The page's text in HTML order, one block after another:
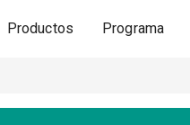
Productos Programa